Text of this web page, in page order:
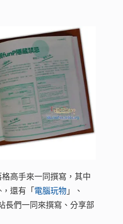
高手來一同撰寫，其中
還有「 電腦玩物 」、
長們一同來撰寫、分享部